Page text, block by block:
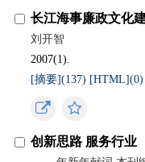
长江海事廉政文化
刘开智
2007(1).
[摘要](137) [HTML](0)
创新思路 服务行业